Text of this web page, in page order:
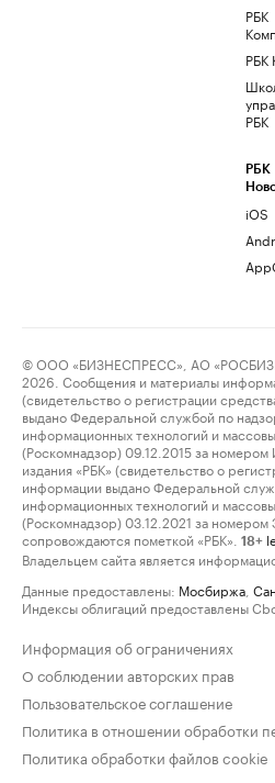
РБК
РБК
РБК
РБК
iOS
© ООО «БИЗНЕСПРЕСС», АО
2026. Сообщения и материалы
(свидетельство о регистрации
выдано Федеральной службой по
информационных технологий и
(Роскомнадзор) 09.12.2015 за
издания «РБК» (свидетельство о
информации выдано Федеральной
информационных технологий и
(Роскомнадзор) 03.12.2021 за
сопровождаются пометкой «РБК».
18+
Владельцем сайта является
Данные предоставлены: Мосбиржа
Индексы облигаций предоставлены
Информация об ограничениях
О соблюдении авторских прав
Пользовательское соглашение
Политика в отношении обработки
Политика обработки файлов cookie